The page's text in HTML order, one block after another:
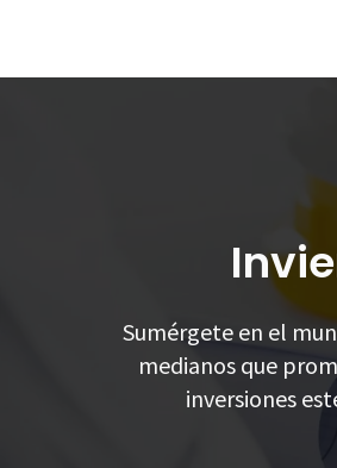
Sumérgete en el
medianos que
inversiones